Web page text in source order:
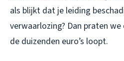
als blijkt dat je leiding
verwaarlozing? Dan praten
de duizenden euro’s loopt.